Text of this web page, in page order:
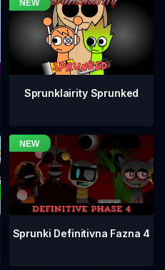
Sprunklairity Sprunked
Sprunki Definitivna Fazna 4